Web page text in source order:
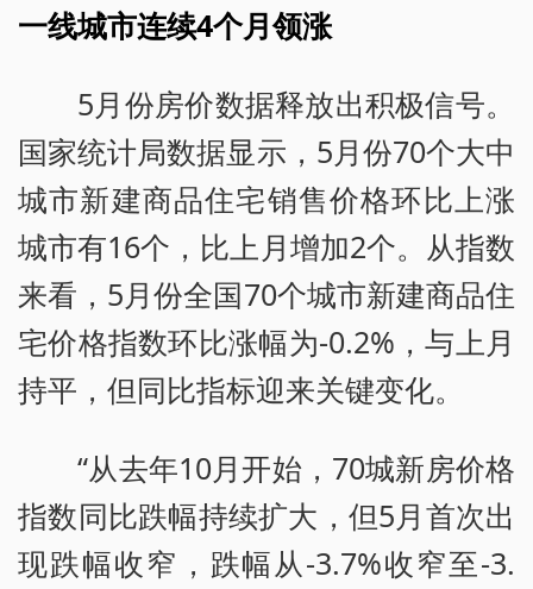
一线城市连续4个月领涨
5月份房价数据释放出积极信号。
国家统计局数据显示，5月份70个大中
城市新建商品住宅销售价格环比上涨
城市有16个，比上月增加2个。从指数
来看，5月份全国70个城市新建商品住
宅价格指数环比涨幅为-0.2%，与上月
持平，但同比指标迎来关键变化。
“从去年10月开始，70城新房价格
指数同比跌幅持续扩大，但5月首次出
现跌幅收窄，跌幅从-3.7%收窄至-3.